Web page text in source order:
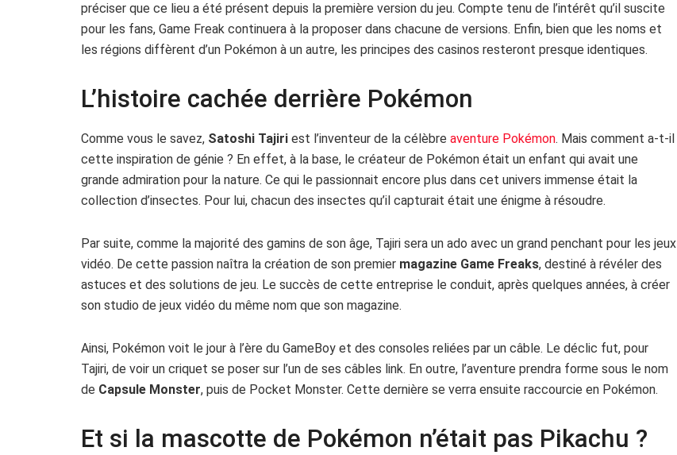
préciser que ce lieu a été présent depuis la première version du jeu. Compte tenu de l’intérêt qu’il suscite
pour les fans, Game Freak continuera à la proposer dans chacune de versions. Enfin, bien que les noms et
les régions diffèrent d’un Pokémon à un autre, les principes des casinos resteront presque identiques.
L’histoire cachée derrière Pokémon
Comme vous le savez, Satoshi Tajiri est l’inventeur de la célèbre aventure Pokémon. Mais comment a-t-il
cette inspiration de génie ? En effet, à la base, le créateur de Pokémon était un enfant qui avait une
grande admiration pour la nature. Ce qui le passionnait encore plus dans cet univers immense était la
collection d’insectes. Pour lui, chacun des insectes qu’il capturait était une énigme à résoudre.
Par suite, comme la majorité des gamins de son âge, Tajiri sera un ado avec un grand penchant pour les jeux
vidéo. De cette passion naîtra la création de son premier magazine Game Freaks, destiné à révéler des
astuces et des solutions de jeu. Le succès de cette entreprise le conduit, après quelques années, à créer
son studio de jeux vidéo du même nom que son magazine.
Ainsi, Pokémon voit le jour à l’ère du GameBoy et des consoles reliées par un câble. Le déclic fut, pour
Tajiri, de voir un criquet se poser sur l’un de ses câbles link. En outre, l’aventure prendra forme sous le nom
de Capsule Monster, puis de Pocket Monster. Cette dernière se verra ensuite raccourcie en Pokémon.
Et si la mascotte de Pokémon n’était pas Pikachu ?